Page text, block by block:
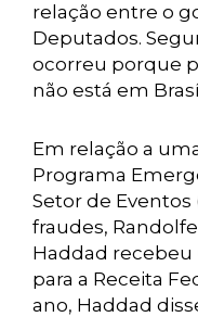
relação entre o
Deputados.
ocorreu porque
não está em
Em relação a
Programa
Setor de Eventos
fraudes,
Haddad
para a Receita
ano, Haddad